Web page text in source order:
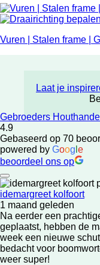
Laat je
Vuren | Stalen frame |
Gebroeders
4.9
Gebaseerd op 70
powered by Goog e
beoordeel ons op
idemargreet kolfoort
1 maand geleden
Na eerder een
geplaatst, hebben de
week een nieuwe
bedacht voor
weer super!